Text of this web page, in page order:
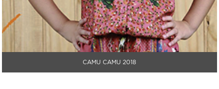
CAMU CAMU 2018